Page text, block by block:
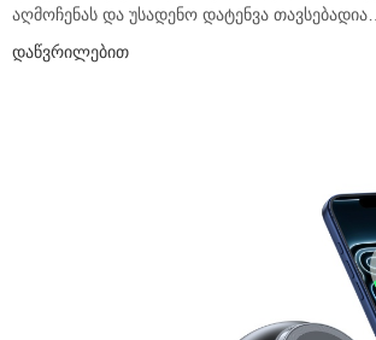
აღმოჩენას და უსადენო დატენვა თავსებადია…
Დაწვრილებით